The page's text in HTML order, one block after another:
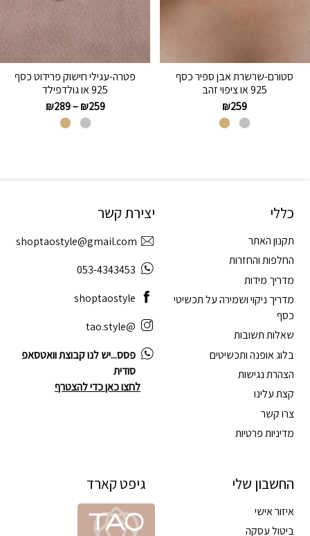
סטורם-שרשרת אבן ספיר כסף
925 או ציפוי זהב
₪259
פטרה-עגילי חישוק פרידוט כסף
925 או גולדפילד
₪259
–
₪289
כללי
תקנון האתר
החלפות והחזרות
מדריך מידות
מדריך ניקוי ושמירה על תכשיטי
כסף
שאלות תשובות
בלוג אופנה ותכשיטים
הצהרת נגישות
קצת עלינו
צרו קשר
מדיניות פרטיות
החשבון שלי
איזור אישי
ביטול עסקה
יצירת קשר
shoptaostyle@gmail.com
053-4343453
shoptaostyle
@tao.style
פסס...יש לנו קבוצת וואטסאפ
סודית
לחצו כאן כדי להצטרף
גיפט קארד